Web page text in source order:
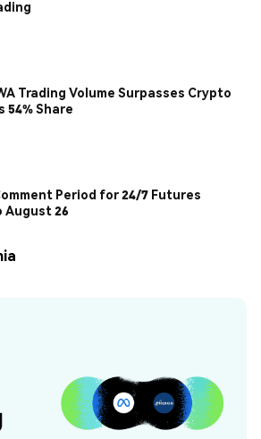
Trading Volume Surpasses Crypto
54% Share
Period for 24/7 Futures
August 26